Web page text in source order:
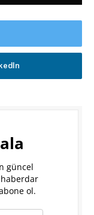
güncel
ol.